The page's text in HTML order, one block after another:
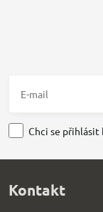
Chci se přihlásit
Kontakt